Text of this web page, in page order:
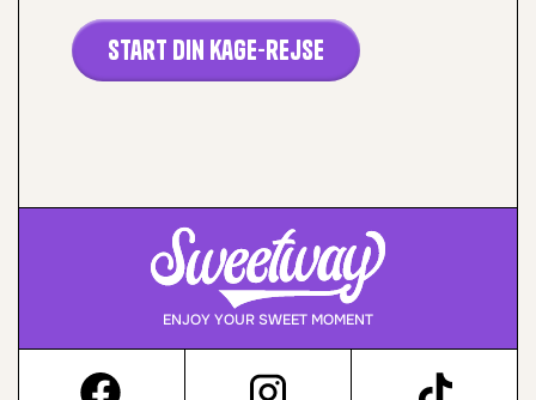
Start din kage-rejse
ENJOY YOUR SWEET MOMENT